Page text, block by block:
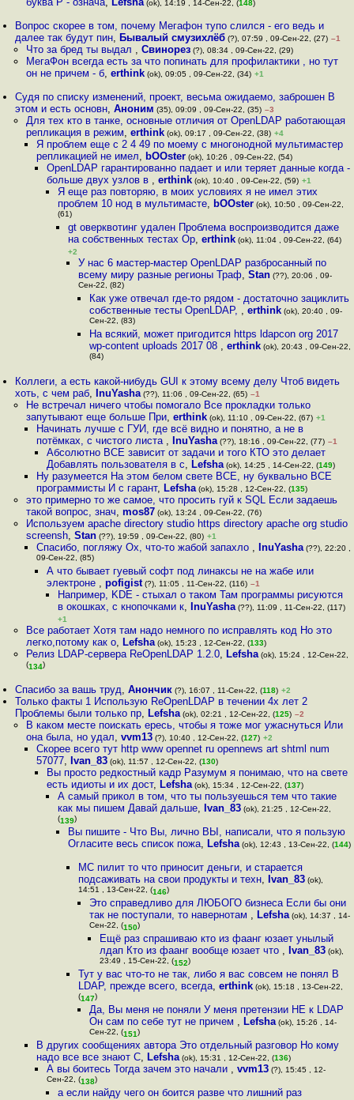
(ok), 14:19 , 14-Сен-22, (148)
Вопрос скорее в том, почему Мегафон тупо слился - его ведь и
далее так будут пин, Бывалый смузихлёб (?), 07:59 , 09-Сен-22, (27) –1
Что за бред ты выдал , Свинорез(?), 08:34 , 09-Сен-22, (29)
МегаФон всегда есть за что попинать для профилактики , но тут
он не причем - б, erthink(ok), 09:05 , 09-Сен-22, (34) +1
Судя по списку изменений, проект, весьма ожидаемо, заброшен В
этом и есть основн,Аноним (35), 09:09 , 09-Сен-22, (35) –3
Для тех кто в танке, основные отличия от OpenLDAP работающая
репликация в режим, erthink(ok), 09:17 , 09-Сен-22, (38) +4
Я проблем еще с 2 4 49 по моему с многонодной мультимастер
репликацией не имел, bOOster(ok), 10:26 , 09-Сен-22, (54)
OpenLDAP гарантированно падает и или теряет данные когда -
больше двух узлов в ,erthink (ok), 10:40 , 09-Сен-22, (59) +1
Я еще раз повторяю, в моих условиях я не имел этих
проблем 10 нод в мультимасте, bOOster(ok), 10:50 , 09-Сен-22,
(61)
gt оверквотинг удален Проблема воспроизводится даже
на собственных тестах Op, erthink(ok), 11:04 , 09-Сен-22, (64)
+2
У нас 6 мастер-мастер OpenLDAP разбросанный по
всему миру разные регионы Траф,Stan (??), 20:06 , 09-
Сен-22, (82)
Как уже отвечал где-то рядом - достаточно зациклить
собственные тесты OpenLDAP, , erthink(ok), 20:40 , 09-
Сен-22, (83)
На всякий, может пригодится https ldapcon org 2017
wp-content uploads 2017 08 , erthink(ok), 20:43 , 09-Сен-22,
(84)
Коллеги, а есть какой-нибудь GUI к этому всему делу Чтоб видеть
хоть, с чем раб, InuYasha (??), 11:06 , 09-Сен-22, (65) –1
Не встречал ничего чтобы помогало Все прокладки только
запутывают еще больше При, erthink(ok), 11:10 , 09-Сен-22, (67) +1
Начинать лучше с ГУИ, где всё видно и понятно, а не в
потёмках, с чистого листа , InuYasha(??), 18:16 , 09-Сен-22, (77) –1
Абсолютно ВСЕ зависит от задачи и того КТО это делает
Добавлять пользователя в с, Lefsha (ok), 14:25 , 14-Сен-22, (149)
Ну разумеется На этом белом свете ВСЕ, ну буквально ВСЕ
программисты И с гарант, Lefsha(ok), 15:28 , 12-Сен-22, (135)
это примерно то же самое, что просить гуй к SQL Если задаешь
такой вопрос, знач, mos87(ok), 13:24 , 09-Сен-22, (76)
Используем apache directory studio https directory apache org studio
screensh, Stan(??), 19:59 , 09-Сен-22, (80) +1
Спасибо, погляжу Ох, что-то жабой запахло , InuYasha(??), 22:20 ,
09-Сен-22, (85)
А что бывает гуевый софт под линаксы не на жабе или
электроне ,pofigist (?), 11:05 , 11-Сен-22, (116) –1
Например, KDE - стыхал о таком Там программы рисуются
в окошках, с кнопочками к, InuYasha(??), 11:09 , 11-Сен-22, (117)
+1
Все работает Хотя там надо немного по исправлять код Но это
легко,потому как о, Lefsha(ok), 15:23 , 12-Сен-22, (133)
Релиз LDAP-сервера ReOpenLDAP 1.2.0, Lefsha(ok), 15:24 , 12-Сен-22,
(134)
Спасибо за вашь труд,Анончик (?), 16:07 , 11-Сен-22, (118) +2
Только факты 1 Использую ReOpenLDAP в течении 4х лет 2
Проблемы были только пр, Lefsha (ok), 02:21 , 12-Сен-22, (125) –2
В каком месте поискать ересь, чтобы я тоже мог ужаснуться Или
она была, но удал, vvm13(?), 10:40 , 12-Сен-22, (127) +2
Скорее всего тут http www opennet ru opennews art shtml num
57077, Ivan_83(ok), 11:57 , 12-Сен-22, (130)
Вы просто редкостный кадр Разумум я понимаю, что на свете
есть идиоты и их дост, Lefsha (ok), 15:34 , 12-Сен-22, (137)
А самый прикол в том, что ты пользуешься тем что такие
как мы пишем Давай дальше, Ivan_83(ok), 21:25 , 12-Сен-22,
(139)
Вы пишите - Что Вы, лично ВЫ, написали, что я пользую
Огласите весь список пожа, Lefsha(ok), 12:43 , 13-Сен-22, (144)
МС пилит то что приносит деньги, и старается
подсаживать на свои продукты и техн, Ivan_83 (ok),
14:51 , 13-Сен-22, (146)
Это справедливо для ЛЮБОГО бизнеса Если бы они
так не поступали, то навернотам , Lefsha(ok), 14:37 , 14-
Сен-22, (150)
Ещё раз спрашиваю кто из фаанг юзает унылый
лдап Кто из фаанг вообще юзает что , Ivan_83(ok),
23:49 , 15-Сен-22, (152)
Тут у вас что-то не так, либо я вас совсем не понял В
LDAP, прежде всего, всегда,erthink (ok), 15:18 , 13-Сен-22,
(147)
Да, Вы меня не поняли У меня претензии НЕ к LDAP
Он сам по себе тут не причем , Lefsha(ok), 15:26 , 14-
Сен-22, (151)
В других сообщениях автора Это отдельный разговор Но кому
надо все все знают С, Lefsha(ok), 15:31 , 12-Сен-22, (136)
А вы боитесь Тогда зачем это начали ,vvm13 (?), 15:45 , 12-
Сен-22, (138)
а если найду чего он боится разве что лишний раз